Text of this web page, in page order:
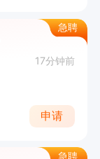
急聘
17分钟前
申请
急聘